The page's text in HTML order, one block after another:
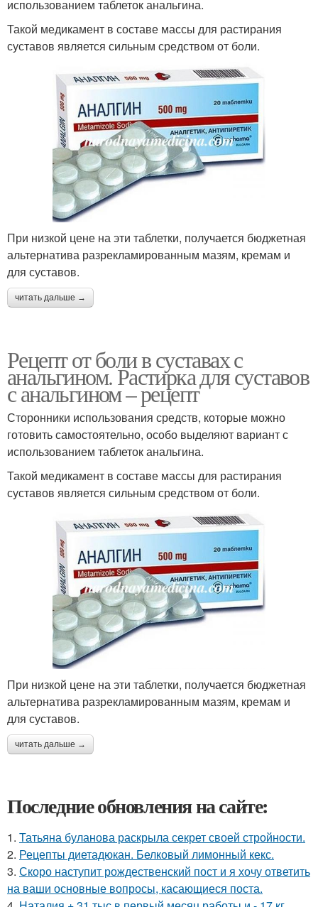
использованием таблеток анальгина.
Такой медикамент в составе массы для растирания
суставов является сильным средством от боли.
При низкой цене на эти таблетки, получается бюджетная
альтернатива разрекламированным мазям, кремам и
для суставов.
читать дальше →
Рецепт от боли в суставах с
анальгином. Растирка для суставов
с анальгином – рецепт
Сторонники использования средств, которые можно
готовить самостоятельно, особо выделяют вариант с
использованием таблеток анальгина.
Такой медикамент в составе массы для растирания
суставов является сильным средством от боли.
При низкой цене на эти таблетки, получается бюджетная
альтернатива разрекламированным мазям, кремам и
для суставов.
читать дальше →
Последние обновления на сайте:
1. Татьяна буланова раскрыла секрет своей стройности.
2. Рецепты диетадюкан. Белковый лимонный кекс.
3. Скоро наступит рождественский пост и я хочу ответить
на ваши основные вопросы, касающиеся поста.